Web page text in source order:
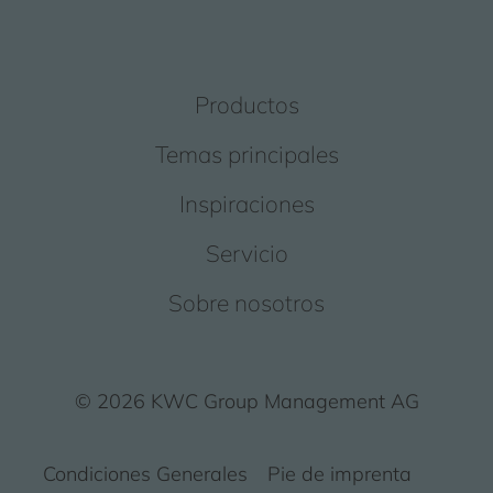
Productos
Temas principales
Inspiraciones
Servicio
Sobre nosotros
© 2026 KWC Group Management AG
Condiciones Generales
Pie de imprenta